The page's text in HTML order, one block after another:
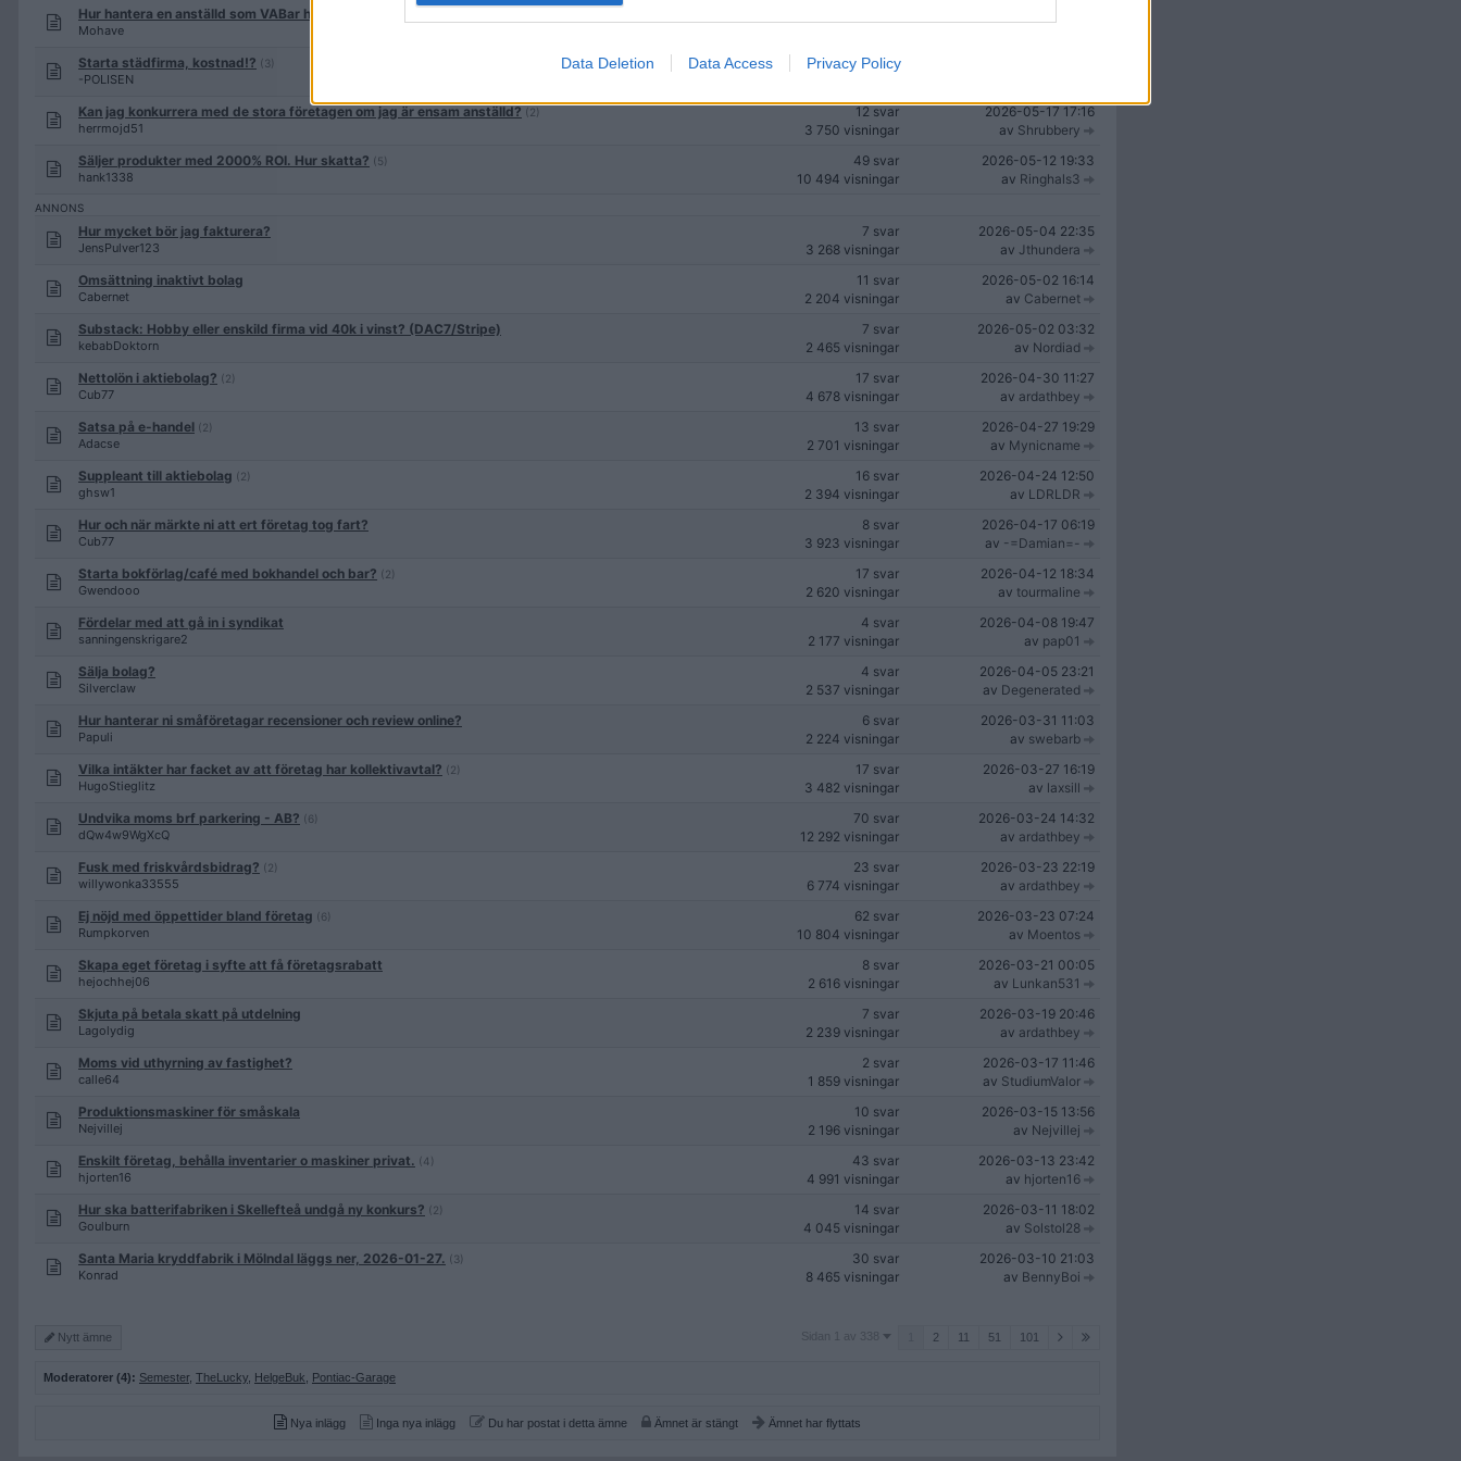
Data Deletion Data Access Privacy Policy
Hur hantera en anställd som VABar hela tiden?
Mohave
Starta städfirma, kostnad!? (3)
-POLISEN
33 svar
Kan jag konkurrera med de stora företagen om jag är ensam anställd? (2)
herrmojd51
12 svar
3 750 visningar
2026-05-17 17:16
av Shrubbery
Säljer produkter med 2000% ROI. Hur skatta? (5)
hank1338
49 svar
10 494 visningar
2026-05-12 19:33
av Ringhals3
Hur mycket bör jag fakturera?
JensPulver123
7 svar
3 268 visningar
2026-05-04 22:35
av Jthundera
Omsättning inaktivt bolag
Cabernet
11 svar
2 204 visningar
2026-05-02 16:14
av Cabernet
Substack: Hobby eller enskild firma vid 40k i vinst? (DAC7/Stripe)
kebabDoktorn
7 svar
2 465 visningar
2026-05-02 03:32
av Nordiad
Nettolön i aktiebolag? (2)
Cub77
17 svar
4 678 visningar
2026-04-30 11:27
av ardathbey
Satsa på e-handel (2)
Adacse
13 svar
2 701 visningar
2026-04-27 19:29
av Mynicname
Suppleant till aktiebolag (2)
ghsw1
16 svar
2 394 visningar
2026-04-24 12:50
av LDRLDR
Hur och när märkte ni att ert företag tog fart?
Cub77
8 svar
3 923 visningar
2026-04-17 06:19
av -=Damian=-
Starta bokförlag/café med bokhandel och bar? (2)
Gwendooo
17 svar
2 620 visningar
2026-04-12 18:34
av tourmaline
Fördelar med att gå in i syndikat
sanningenskrigare2
4 svar
2 177 visningar
2026-04-08 19:47
av pap01
Sälja bolag?
Silverclaw
4 svar
2 537 visningar
2026-04-05 23:21
av Degenerated
Hur hanterar ni småföretagar recensioner och review online?
Papuli
6 svar
2 224 visningar
2026-03-31 11:03
av swebarb
Vilka intäkter har facket av att företag har kollektivavtal? (2)
HugoStieglitz
17 svar
3 482 visningar
2026-03-27 16:19
av laxsill
Undvika moms brf parkering - AB? (6)
dQw4w9WgXcQ
70 svar
12 292 visningar
2026-03-24 14:32
av ardathbey
Fusk med friskvårdsbidrag? (2)
willywonka33555
23 svar
6 774 visningar
2026-03-23 22:19
av ardathbey
Ej nöjd med öppettider bland företag (6)
Rumpkorven
62 svar
10 804 visningar
2026-03-23 07:24
av Moentos
Skapa eget företag i syfte att få företagsrabatt
hejochhej06
8 svar
2 616 visningar
2026-03-21 00:05
av Lunkan531
Skjuta på betala skatt på utdelning
Lagolydig
7 svar
2 239 visningar
2026-03-19 20:46
av ardathbey
Moms vid uthyrning av fastighet?
calle64
2 svar
1 859 visningar
2026-03-17 11:46
av StudiumValor
Produktionsmaskiner för småskala
Nejvillej
10 svar
2 196 visningar
2026-03-15 13:56
av Nejvillej
Enskilt företag, behålla inventarier o maskiner privat. (4)
hjorten16
43 svar
4 991 visningar
2026-03-13 23:42
av hjorten16
Hur ska batterifabriken i Skellefteå undgå ny konkurs? (2)
Goulburn
14 svar
4 045 visningar
2026-03-11 18:02
av Solstol28
Santa Maria kryddfabrik i Mölndal läggs ner, 2026-01-27. (3)
Konrad
30 svar
8 465 visningar
2026-03-10 21:03
av BennyBoi
Nytt ämne
Sidan
Sidan 1 av 338 2 11 51 101
Moderatorer (4): Semester, TheLucky HelgeBuk Pontiac-Garage
Nya inlägg Inga nya inlägg Du har postat i detta ämne Ämnet är stängt Ämnet har flyttats